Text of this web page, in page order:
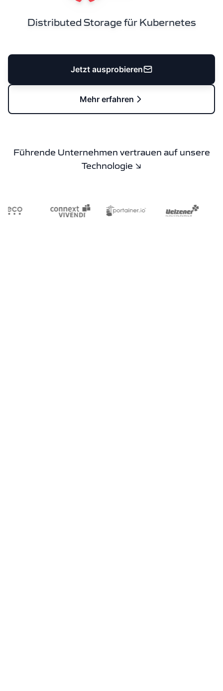
Distributed Storage für Kubernetes
Jetzt ausprobieren
Mehr erfahren
Führende Unternehmen vertrauen auf unsere
Technologie ↘